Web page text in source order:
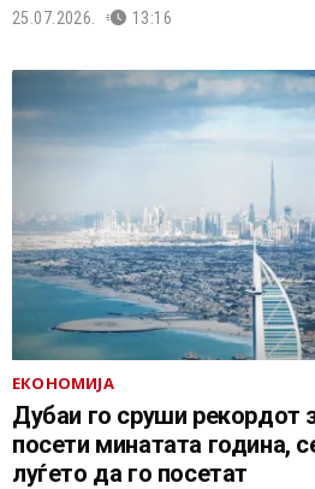
25.07.2026. 13:16
ЕКОНОМИЈА
Дубаи го сруши рекордот
посети минатата година,
луѓето да го посетат